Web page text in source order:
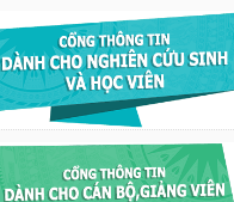
CÔNG NGHỆ KỸ THUẬT HẠT
NHÂN
03:41 08/07/2026
GIAO LƯU TRAO ĐỔI HỌC THUẬT
GIỮA HỌC VIỆN KHOA HỌC VÀ
CÔNG NGHỆ VỚI TRƯỜNG ĐẠI
HỌC OSAKA, TRƯỜNG TRUNG
HỌC HYOGO (NHẬT BẢN) VÀ
TRƯỜNG TRUNG HỌC PHỔ